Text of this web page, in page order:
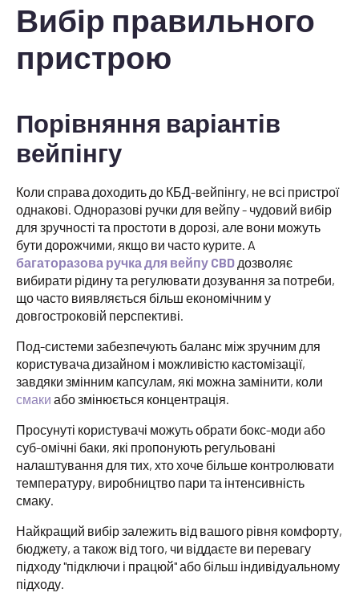
Вибір правильного
пристрою
Порівняння варіантів
вейпінгу
Коли справа доходить до КБД-вейпінгу, не всі пристрої
однакові. Одноразові ручки для вейпу - чудовий вибір
для зручності та простоти в дорозі, але вони можуть
бути дорожчими, якщо ви часто курите. A
багаторазова ручка для вейпу CBD дозволяє
вибирати рідину та регулювати дозування за потреби,
що часто виявляється більш економічним у
довгостроковій перспективі.
Под-системи забезпечують баланс між зручним для
користувача дизайном і можливістю кастомізації,
завдяки змінним капсулам, які можна замінити, коли
смаки або змінюється концентрація.
Просунуті користувачі можуть обрати бокс-моди або
суб-омічні баки, які пропонують регульовані
налаштування для тих, хто хоче більше контролювати
температуру, виробництво пари та інтенсивність
смаку.
Найкращий вибір залежить від вашого рівня комфорту,
бюджету, а також від того, чи віддаєте ви перевагу
підходу "підключи і працюй" або більш індивідуальному
підходу.